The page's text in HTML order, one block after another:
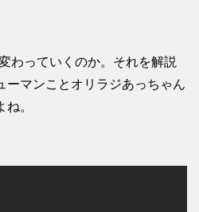
わっていくのか。それを解説
ーマンことオリラジあっちゃん
。